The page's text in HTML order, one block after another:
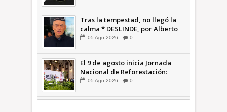
Tras la tempestad, no llegó la
calma * DESLINDE, por Alberto
Witvrun OPINIÓN
05 Ago 2026 0
El 9 de agosto inicia Jornada
Nacional de Reforestación:
presidenta Sheinbaum +Video
05 Ago 2026 0